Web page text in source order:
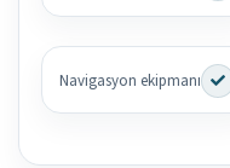
Navigasyon ekipmanı